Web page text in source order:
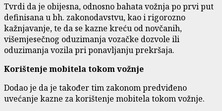
Tvrdi da je obijesna, odnosno bahata vožnja po prvi put
definisana u bh. zakonodavstvu, kao i rigorozno
kažnjavanje, te da se kazne kreću od novčanih,
višemjesečnog oduzimanja vozačke dozvole ili
oduzimanja vozila pri ponavljanju prekršaja.
Korištenje mobitela tokom vožnje
Dodao je da je također tim zakonom predviđeno
uvećanje kazne za korištenje mobitela tokom vožnje.